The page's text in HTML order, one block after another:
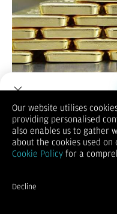
Sumber:Reuters| Editor:
KONTAN.CO.ID -Harga
perdagangan Jumat
Serikat (AS) yang lebih
keraguan atas prospek
investor menunggu
selanjutnya.
harga
Trade
Our website utilises
providing personalised
also enables us to gather
about the cookies used
Cookie Policy for a
Decline